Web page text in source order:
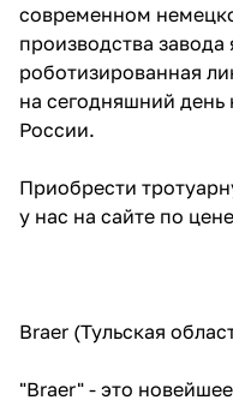
современном
производства
роботизированная
на сегодняшний
России.
Приобрести
у нас на сайте по
Braer (Тульская
"Braer" - это